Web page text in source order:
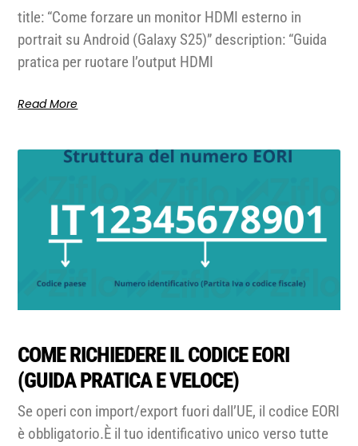
title: “Come forzare un monitor HDMI esterno in
portrait su Android (Galaxy S25)” description: “Guida
pratica per ruotare l’output HDMI
Read More
COME RICHIEDERE IL CODICE EORI
(GUIDA PRATICA E VELOCE)
Se operi con import/export fuori dall’UE, il codice EORI
è obbligatorio.È il tuo identificativo unico verso tutte